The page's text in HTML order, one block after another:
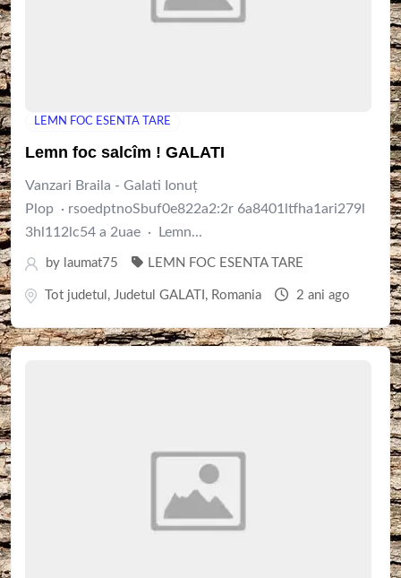
LEMN FOC ESENTA TARE
Lemn foc salcîm ! GALATI
Vanzari Braila - Galati Ionuț
Plop · rsoedptnoSbuf0e822a2:2r 6a8401ltfha1ari279l
3hl112lc54 a 2uae · Lemn...
by laumat75 LEMN FOC ESENTA TARE
Tot judetul , Judetul GALATI , Romania 2 ani ago